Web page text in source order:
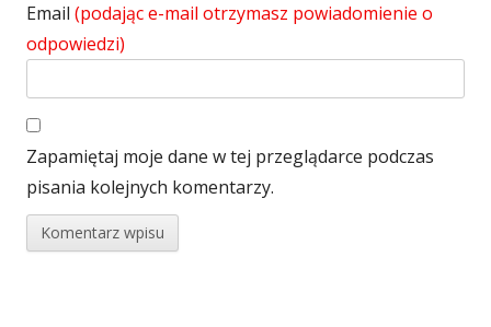
Email (podając e-mail otrzymasz powiadomienie o
odpowiedzi)
Zapamiętaj moje dane w tej przeglądarce podczas
pisania kolejnych komentarzy.